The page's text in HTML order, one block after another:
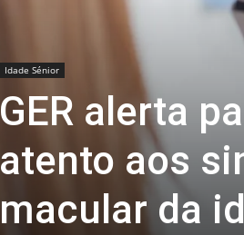
Idade Sénior
GER alerta
atento aos
macular da